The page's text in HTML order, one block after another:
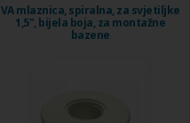
VA mlaznica, spiralna, za svjetiljke
1,5", bijela boja, za montažne
bazene